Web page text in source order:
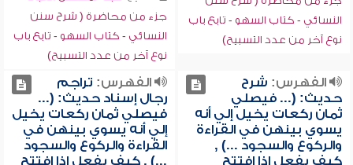
النسائي - كتاب السهو - تابع باب
نوع آخر من عدد التسبيح)
جزء من محاضرة ( شرح سنن
النسائي - كتاب السهو - تابع باب
نوع آخر من عدد التسبيح)
الفهرس: شرح
حديث: (... فيصلي
ثمان ركعات يخيل إلي أنه
يسوي بينهن في القراءة
والركوع والسجود ...) ,
كيف يفعل إذا افتتح
الفهرس: تراجم
رجال إسناد حديث: (...
فيصلي ثمان ركعات يخيل
إلي أنه يسوي بينهن في
القراءة والركوع والسجود
...) , كيف يفعل إذا افتتح